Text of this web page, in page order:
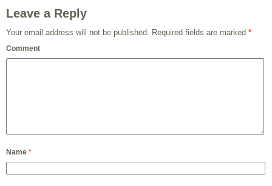
Leave a Reply
Your email address will not be published. Required fields are marked *
Comment
Name *